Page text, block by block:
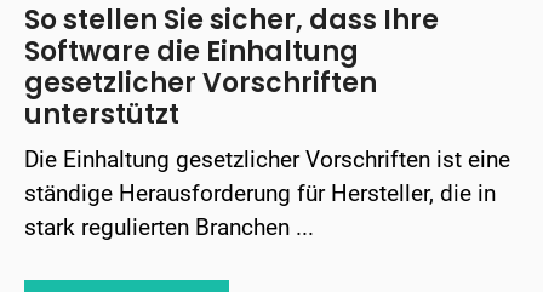
So stellen Sie sicher, dass Ihre
Software die Einhaltung
gesetzlicher Vorschriften
unterstützt
Die Einhaltung gesetzlicher Vorschriften ist eine
ständige Herausforderung für Hersteller, die in
stark regulierten Branchen ...